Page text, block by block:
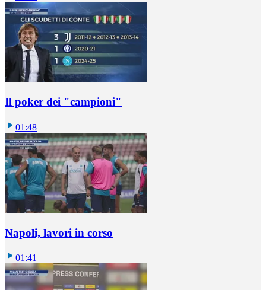
Il poker dei "campioni"
01:48
Napoli, lavori in corso
01:41